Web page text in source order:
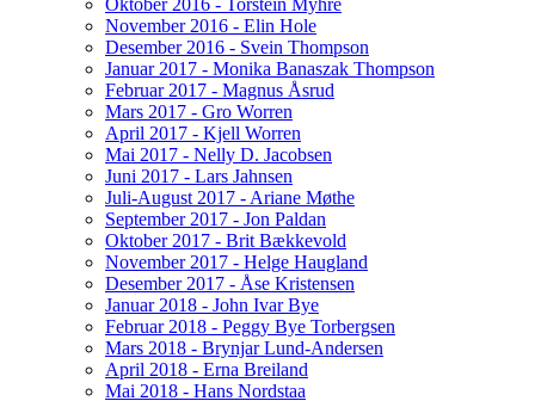
November 2016 - Elin Hole
Desember 2016 - Svein Thompson
Januar 2017 - Monika Banaszak Thompson
Februar 2017 - Magnus Åsrud
Mars 2017 - Gro Worren
April 2017 - Kjell Worren
Mai 2017 - Nelly D. Jacobsen
Juni 2017 - Lars Jahnsen
Juli-August 2017 - Ariane Møthe
September 2017 - Jon Paldan
Oktober 2017 - Brit Bækkevold
November 2017 - Helge Haugland
Desember 2017 - Åse Kristensen
Januar 2018 - John Ivar Bye
Februar 2018 - Peggy Bye Torbergsen
Mars 2018 - Brynjar Lund-Andersen
April 2018 - Erna Breiland
Mai 2018 - Hans Nordstaa